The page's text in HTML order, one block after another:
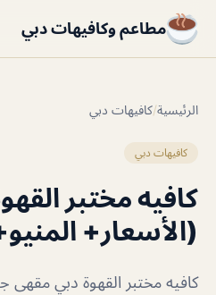
مطاعم وكافيهات دبي
الرئيسية/كافيهات دبي
كافيهات دبي
كافيه مختبر
(الأسعار+
كافيه مختبر القهوة دبي مقهى